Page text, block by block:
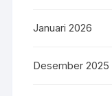
Januari 2026
Desember 2025